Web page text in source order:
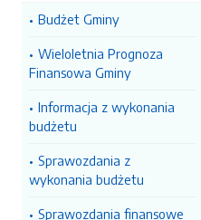
Budżet Gminy
Wieloletnia Prognoza
Finansowa Gminy
Informacja z wykonania
budżetu
Sprawozdania z
wykonania budżetu
Sprawozdania finansowe